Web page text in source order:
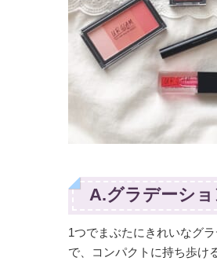
A.グラデーショ
1つでまぶたにきれいなグ
で、コンパクトに持ち歩け